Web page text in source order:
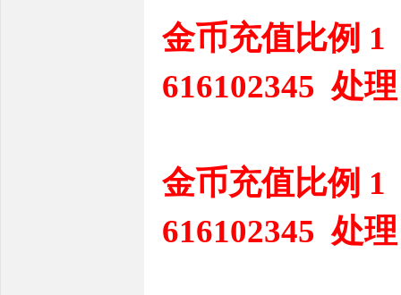
金币充值比例
616102345 处理
金币充值比例
616102345 处理